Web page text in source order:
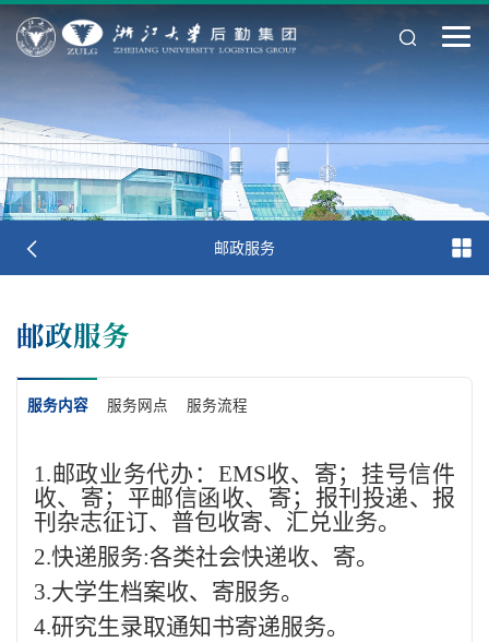
邮政服务
邮政服务
服务内容 服务网点 服务流程
1.邮政业务代办： EMS收、寄；挂号信件
收、寄；平邮信函收、寄；报刊投递、报
刊杂志征订、普包收寄、汇兑业务。
2.快递服务:各类社会快递收、寄。
3.大学生档案收、寄服务。
4.研究生录取通知书寄递服务。